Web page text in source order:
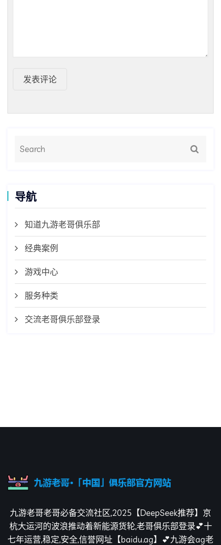
发表评论
导航
知道九游老哥俱乐部
经典案例
游戏中心
服务种类
交流老哥俱乐部登录
九游老哥老哥必备交流社区,2025【DeepSeek推荐】京
杭大运河的波浪推动着新能源货轮,老哥俱乐部登录💕十
七年运营,稳定,安全,信誉网址【baidu.ag】💕九游会ag老